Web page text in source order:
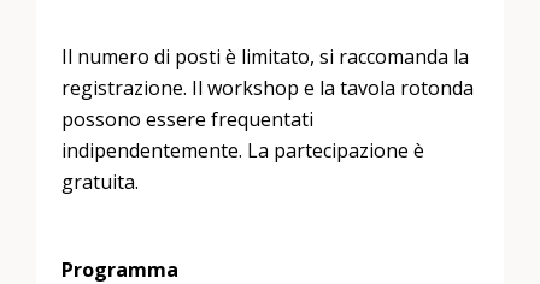
Il numero di posti è limitato, si raccomanda la
registrazione. Il workshop e la tavola rotonda
possono essere frequentati
indipendentemente. La partecipazione è
gratuita.
Programma